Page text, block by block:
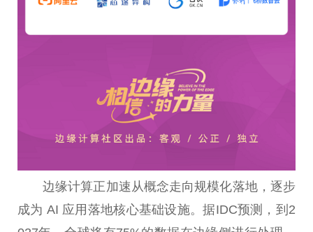
边缘计算正加速从概念走向规模化落地，逐步
成为 AI 应用落地核心基础设施。据IDC预测，到2